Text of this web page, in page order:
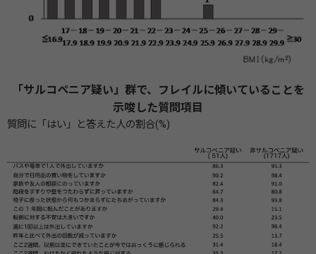
「サルコペニア疑い」群で、フレイルに傾いていることを
示唆した質問項目
質問に「はい」と答えた人の割合(%)